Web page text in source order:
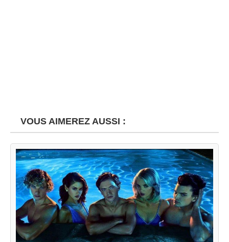
VOUS AIMEREZ AUSSI :